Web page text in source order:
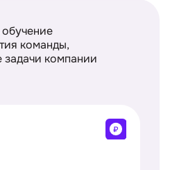
команды,
компании